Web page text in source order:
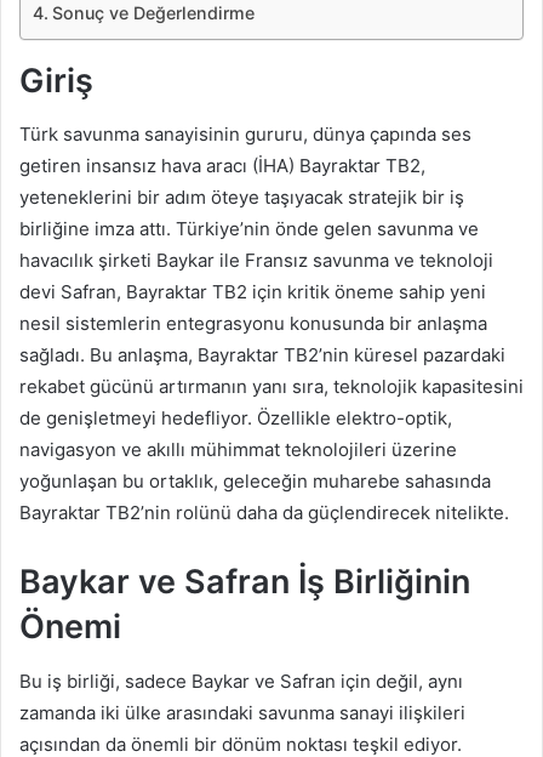
Sonuç ve Değerlendirme
Giriş
Türk savunma sanayisinin gururu, dünya çapında ses
getiren insansız hava aracı (İHA) Bayraktar TB2,
yeteneklerini bir adım öteye taşıyacak stratejik bir iş
birliğine imza attı. Türkiye’nin önde gelen savunma ve
havacılık şirketi Baykar ile Fransız savunma ve teknoloji
devi Safran, Bayraktar TB2 için kritik öneme sahip yeni
nesil sistemlerin entegrasyonu konusunda bir anlaşma
sağladı. Bu anlaşma, Bayraktar TB2’nin küresel pazardaki
rekabet gücünü artırmanın yanı sıra, teknolojik kapasitesini
de genişletmeyi hedefliyor. Özellikle elektro-optik,
navigasyon ve akıllı mühimmat teknolojileri üzerine
yoğunlaşan bu ortaklık, geleceğin muharebe sahasında
Bayraktar TB2’nin rolünü daha da güçlendirecek nitelikte.
Baykar ve Safran İş Birliğinin
Önemi
Bu iş birliği, sadece Baykar ve Safran için değil, aynı
zamanda iki ülke arasındaki savunma sanayi ilişkileri
açısından da önemli bir dönüm noktası teşkil ediyor.